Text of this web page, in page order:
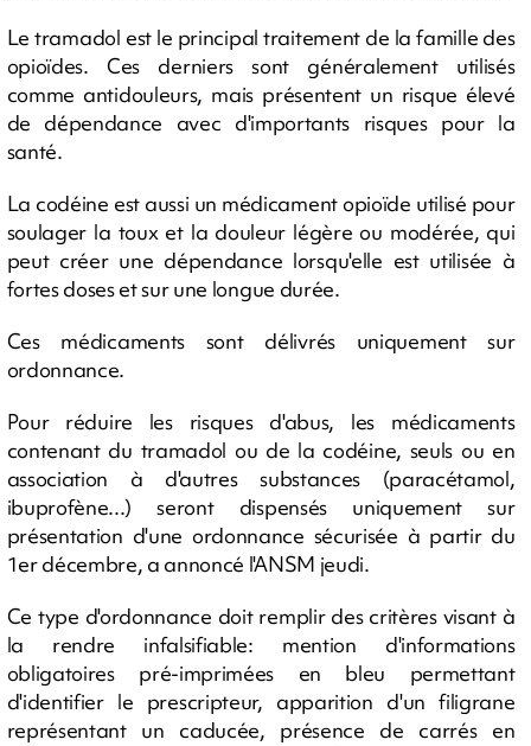
Le tramadol est le principal traitement de la famille des
opioïdes. Ces derniers sont généralement utilisés
comme antidouleurs, mais présentent un risque élevé
de dépendance avec d'importants risques pour la
santé.
La codéine est aussi un médicament opioïde utilisé pour
soulager la toux et la douleur légère ou modérée, qui
peut créer une dépendance lorsqu'elle est utilisée à
fortes doses et sur une longue durée.
Ces médicaments sont délivrés uniquement sur
ordonnance.
Pour réduire les risques d'abus, les médicaments
contenant du tramadol ou de la codéine, seuls ou en
association à d'autres substances (paracétamol,
ibuprofène...) seront dispensés uniquement sur
présentation d'une ordonnance sécurisée à partir du
1er décembre, a annoncé l'ANSM jeudi.
Ce type d'ordonnance doit remplir des critères visant à
la rendre infalsifiable: mention d'informations
obligatoires pré-imprimées en bleu permettant
d'identifier le prescripteur, apparition d'un filigrane
représentant un caducée, présence de carrés en